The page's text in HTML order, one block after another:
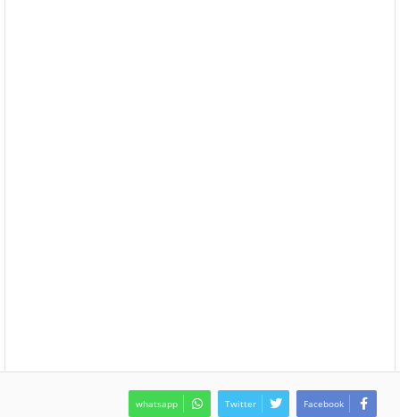
Facebook
Twitter
whatsapp